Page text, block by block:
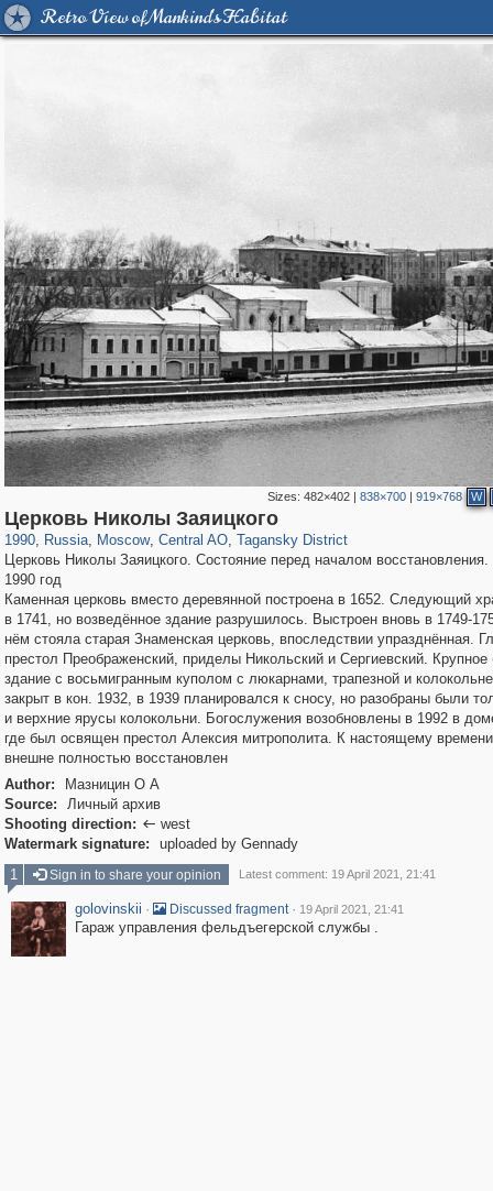
Retro View of Mankind's Habitat
Sizes: 482×402| 838×700| 919×768 W
Церковь Николы Заяицкого
1990, Russia
1,406,275 29,243
, Moscow
319,780 8,286
, Central AO
159,978 5,916
, Tagansky District
10,738
Церковь Николы Заяицкого. Состояние перед началом восстановления.
1990 год
Каменная церковь вместо деревянной построена в 1652. Следующий
в 1741, но возведённое здание разрушилось. Выстроен вновь в 1749-
нём стояла старая Знаменская церковь, впоследствии упразднённая.
престол Преображенский, приделы Никольский и Сергиевский. Крупное
здание с восьмигранным куполом с люкарнами, трапезной и
закрыт в кон. 1932, в 1939 планировался к сносу, но разобраны были
и верхние ярусы колокольни. Богослужения возобновлены в 1992 в
где был освящен престол Алексия митрополита. К настоящему
внешне полностью восстановлен
Author:
Мазницин О А
Source:
Личный архив
Shooting direction:  west
Watermark signature:
uploaded by Gennady
1
Sign in to share your opinion Latest comment: 19 April 2021, 21:41
golovinskii · Discussed fragment · 19 April 2021, 21:41
Гараж управления фельдъегерской службы .